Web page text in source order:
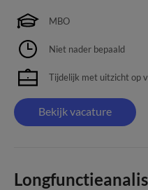
MBO
Niet nader bepaald
Tijdelijk met uitzicht op
Bekijk vacature